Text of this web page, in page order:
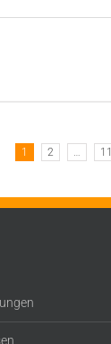
1 2 … 11